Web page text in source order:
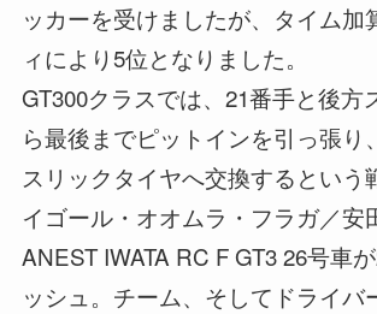
ッカーを受けましたが、タイム加
ィにより5位となりました。
GT300クラスでは、21番手と後方
ら最後までピットインを引っ張り
スリックタイヤへ交換するという
イゴール・オオムラ・フラガ／安
ANEST IWATA RC F GT3 26号車
ッシュ。チーム、そしてドライバ